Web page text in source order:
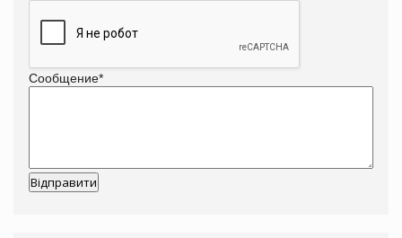
Сообщение*